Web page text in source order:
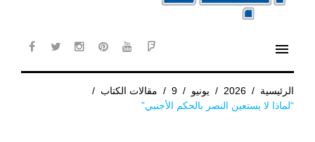
menu
الرئيسية /
2026
/ يونيو /
9
/ مقالات الكتاب /
“لماذا لا يستعين النصر بالحكم الأجنبي”